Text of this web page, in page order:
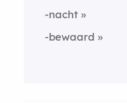
-nacht
-bewaard